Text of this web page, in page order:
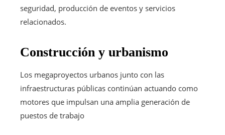
seguridad, producción de eventos y servicios
relacionados.
Construcción y urbanismo
Los megaproyectos urbanos junto con las
infraestructuras públicas continúan actuando como
motores que impulsan una amplia generación de
puestos de trabajo